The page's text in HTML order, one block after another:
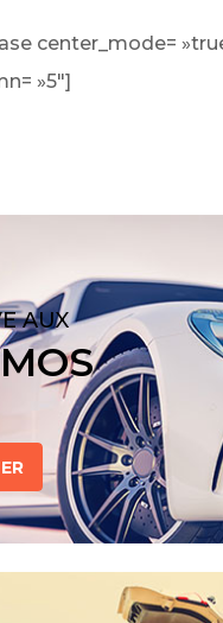
center_mode=
»5″]
AUX